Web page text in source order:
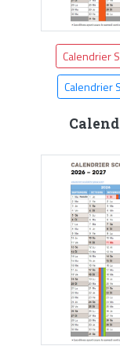
Calendrier
Calendrier